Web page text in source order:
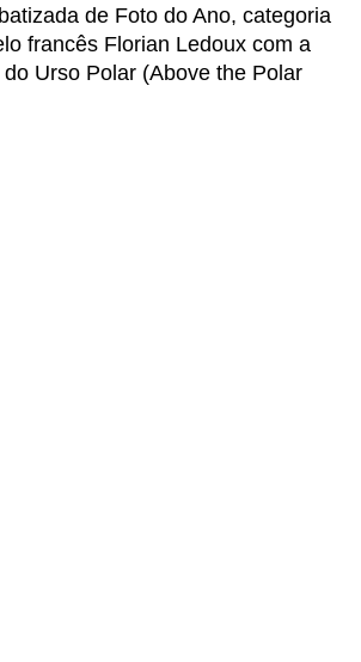
de Foto do Ano, categoria
francês Florian Ledoux com a
do Urso Polar (Above the Polar